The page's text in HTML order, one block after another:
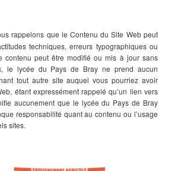
rappelons que le Contenu du Site Web peut
techniques, erreurs typographiques ou
contenu peut être modifié ou mis à jour sans
le lycée du Pays de Bray ne prend aucun
tout autre site auquel vous pourriez avoir
étant expressément rappelé qu’un lien vers
aucunement que le lycée du Pays de Bray
responsabilité quant au contenu ou l’usage
sites.